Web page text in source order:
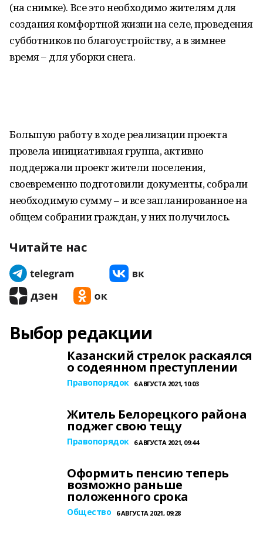
(на снимке). Все это необходимо жителям для
создания комфортной жизни на селе, проведения
субботников по благоустройству, а в зимнее
время – для уборки снега.
Большую работу в ходе реализации проекта
провела инициативная группа, активно
поддержали проект жители поселения,
своевременно подготовили документы, собрали
необходимую сумму – и все запланированное на
общем собрании граждан, у них получилось.
Читайте нас
Выбор редакции
Казанский стрелок раскаялся
о содеянном преступлении
Правопорядок 6 АВГУСТА 2021, 10:03
Житель Белорецкого района
поджег свою тещу
Правопорядок 6 АВГУСТА 2021, 09:44
Оформить пенсию теперь
возможно раньше
положенного срока
Общество 6 АВГУСТА 2021, 09:28